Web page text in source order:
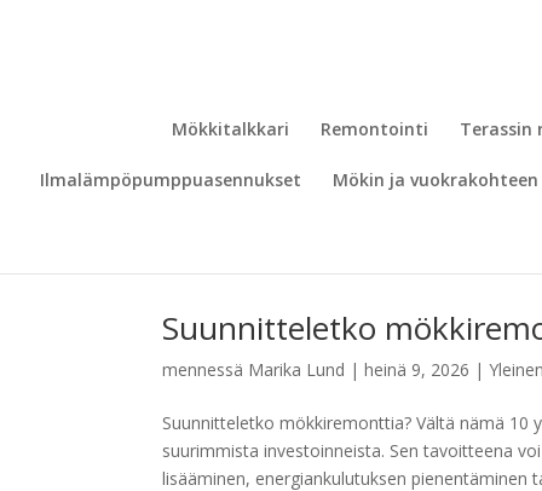
Mökkitalkkari Remontointi Terassin
Ilmalämpöpumppuasennukset Mökin ja
Suunnitteletko
mennessä Marika Lund |heinä 9, 2026 |Yleinen
Suunnitteletko mökkiremonttia? Vältä nämä
suurimmista investoinneista. Sen tavoitteena
lisääminen, energiankulutuksen pienentäminen